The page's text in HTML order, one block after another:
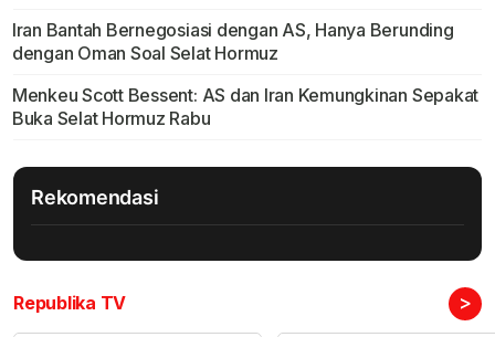
Iran Bantah Bernegosiasi dengan AS, Hanya Berunding
dengan Oman Soal Selat Hormuz
Menkeu Scott Bessent: AS dan Iran Kemungkinan Sepakat
Buka Selat Hormuz Rabu
Rekomendasi
Republika TV >